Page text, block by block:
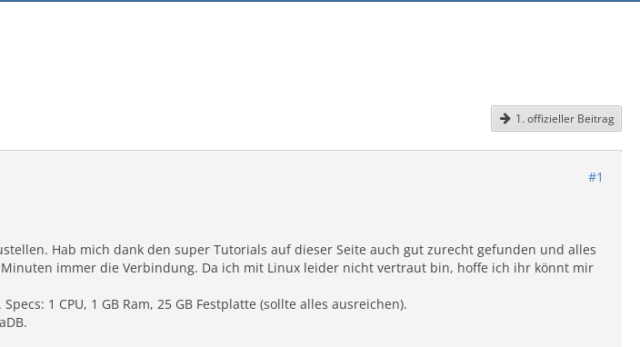
1. offizieller Beitrag
#1
Hab mich dank den super Tutorials auf dieser Seite auch gut zurecht gefunden und alles
immer die Verbindung. Da ich mit Linux leider nicht vertraut bin, hoffe ich ihr könnt mir
1 CPU, 1 GB Ram, 25 GB Festplatte (sollte alles ausreichen).